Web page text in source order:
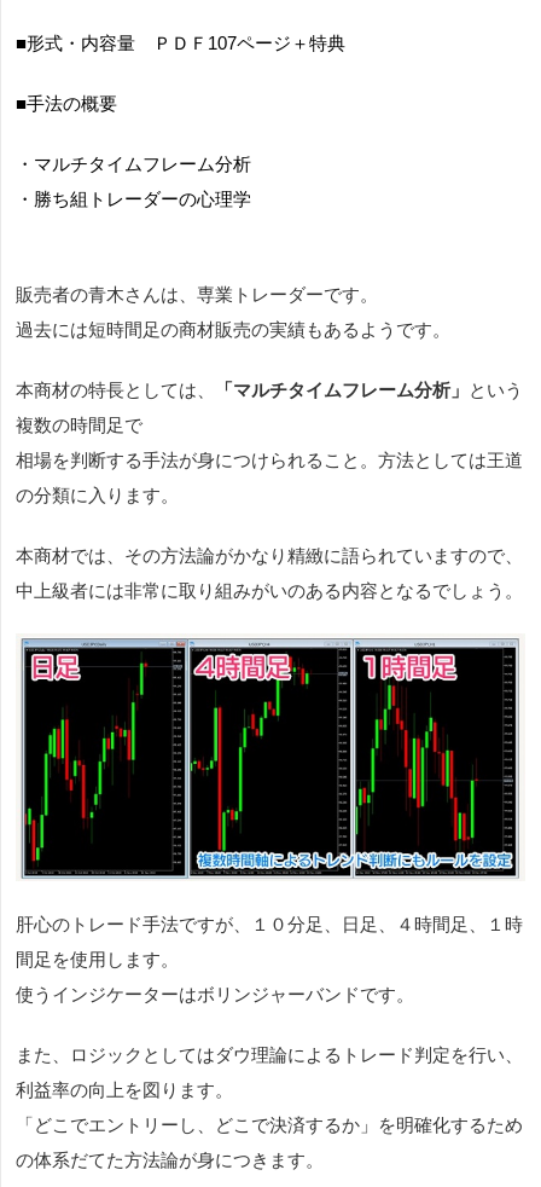
■形式・内容量 ＰＤＦ107ページ＋特典
■手法の概要
・マルチタイムフレーム分析
・勝ち組トレーダーの心理学
販売者の青木さんは、専業トレーダーです。
過去には短時間足の商材販売の実績もあるようです。
本商材の特長としては、 「マルチタイムフレーム分析」 という
複数の時間足で
相場を判断する手法が身につけられること。方法としては王道
の分類に入ります。
本商材では、その方法論がかなり精緻に語られていますので、
中上級者には非常に取り組みがいのある内容となるでしょう。
肝心のトレード手法ですが、１０分足、日足、４時間足、１時
間足を使用します。
使うインジケーターはボリンジャーバンドです。
また、ロジックとしてはダウ理論によるトレード判定を行い、
利益率の向上を図ります。
「どこでエントリーし、どこで決済するか」を明確化するため
の体系だてた方法論が身につきます。